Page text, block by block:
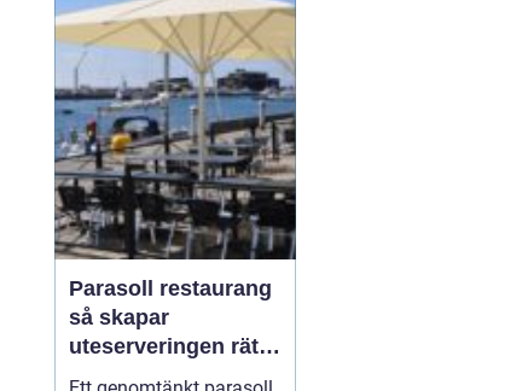
bär med sig historien.
N&au...
Parasoll restaurang
så skapar
uteserveringen rätt
känsla året runt